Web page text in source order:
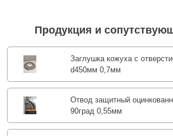
Продукция и
Заглушка кожуха с
d450мм 0,7мм
Отвод защитный
90град 0,55мм